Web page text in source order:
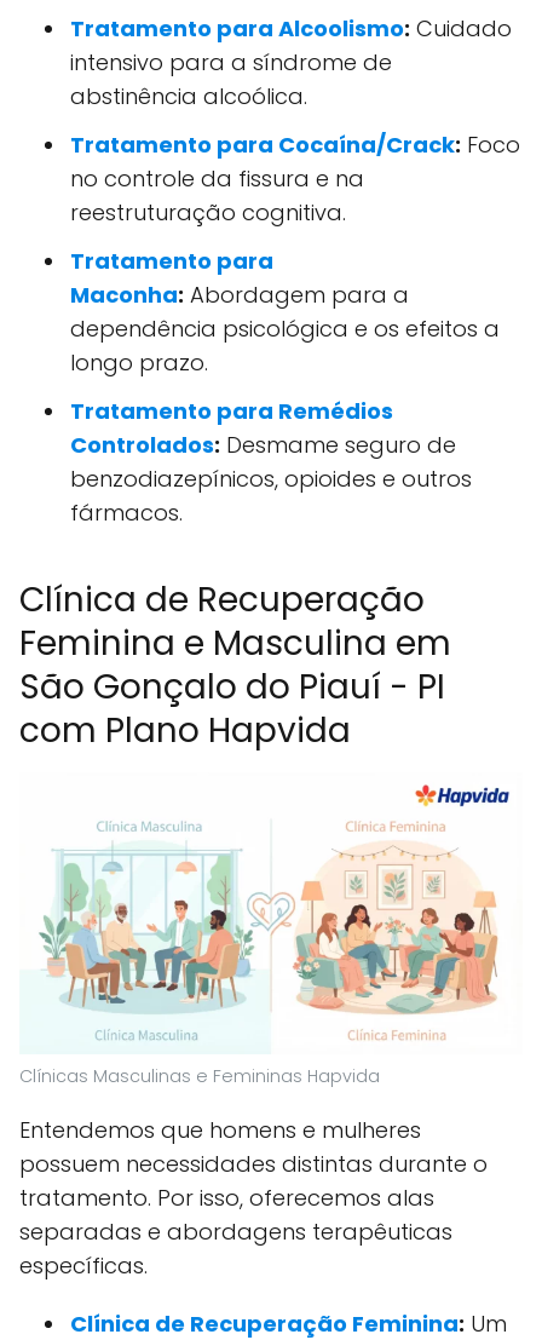
Tratamento para Alcoolismo: Cuidado
intensivo para a síndrome de
abstinência alcoólica.
Tratamento para Cocaína/Crack: Foco
no controle da fissura e na
reestruturação cognitiva.
Tratamento para
Maconha: Abordagem para a
dependência psicológica e os efeitos a
longo prazo.
Tratamento para Remédios
Controlados: Desmame seguro de
benzodiazepínicos, opioides e outros
fármacos.
Clínica de Recuperação
Feminina e Masculina em
São Gonçalo do Piauí - PI
com Plano Hapvida
Clínicas Masculinas e Femininas Hapvida
Entendemos que homens e mulheres
possuem necessidades distintas durante o
tratamento. Por isso, oferecemos alas
separadas e abordagens terapêuticas
específicas.
Clínica de Recuperação Feminina: Um